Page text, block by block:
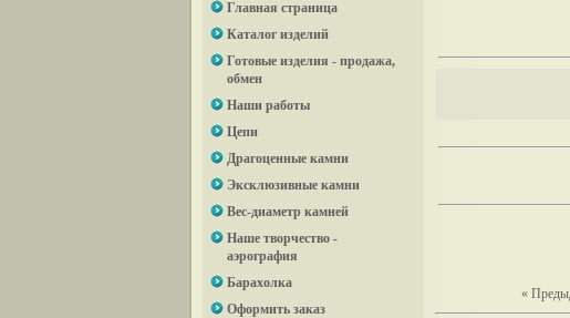
Главная страница
Каталог изделий
Готовые изделия - продажа,
обмен
Наши работы
Цепи
Драгоценные камни
Эксклюзивные камни
Вес-диаметр камней
Наше творчество -
аэрография
Барахолка
Оформить заказ
«